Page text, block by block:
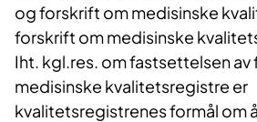
og forskrift om medisinske
forskrift om medisinske
Iht. kgl.res. om fastsettelsen
medisinske kvalitetsregistre er
kvalitetsregistrenes formål om å